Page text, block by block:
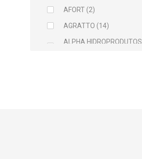
AFORT (2)
AGRATTO (14)
ALPHA HIDROPRODUTOS